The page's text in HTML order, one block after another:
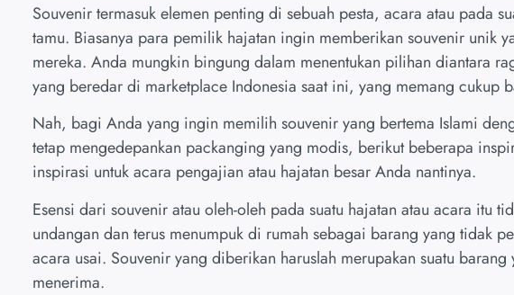
Souvenir termasuk elemen penting di sebuah pesta, acara atau pada
tamu. Biasanya para pemilik hajatan ingin memberikan souvenir unik
mereka. Anda mungkin bingung dalam menentukan pilihan diantara
yang beredar di marketplace Indonesia saat ini, yang memang cukup
Nah, bagi Anda yang ingin memilih souvenir yang bertema Islami
tetap mengedepankan packanging yang modis, berikut beberapa
inspirasi untuk acara pengajian atau hajatan besar Anda nantinya.
Esensi dari souvenir atau oleh-oleh pada suatu hajatan atau acara itu
undangan dan terus menumpuk di rumah sebagai barang yang tidak
acara usai. Souvenir yang diberikan haruslah merupakan suatu
menerima.